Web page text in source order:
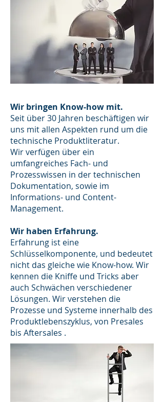
Wir bringen Know-how mit.
Seit über 30 Jahren beschäftigen wir
uns mit allen Aspekten rund um die
technische Produktliteratur.
Wir verfügen über ein
umfangreiches Fach- und
Prozesswissen in der technischen
Dokumentation, sowie im
Informations- und Content-
Management.
Wir haben Erfahrung.
Erfahrung ist eine
Schlüsselkomponente, und bedeutet
nicht das gleiche wie Know-how. Wir
kennen die Kniffe und Tricks aber
auch Schwächen verschiedener
Lösungen. Wir verstehen die
Prozesse und Systeme innerhalb des
Produktlebenszyklus, von Presales
bis Aftersales .